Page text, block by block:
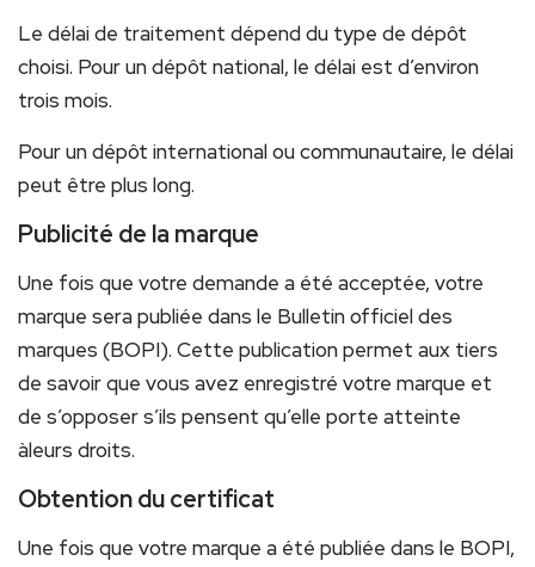
Le délai de traitement dépend du type de dépôt
choisi. Pour un dépôt national, le délai est d’environ
trois mois.
Pour un dépôt international ou communautaire, le délai
peut être plus long.
Publicité de la marque
Une fois que votre demande a été acceptée, votre
marque sera publiée dans le Bulletin officiel des
marques (BOPI). Cette publication permet aux tiers
de savoir que vous avez enregistré votre marque et
de s’opposer s’ils pensent qu’elle porte atteinte
àleurs droits.
Obtention du certificat
Une fois que votre marque a été publiée dans le BOPI,